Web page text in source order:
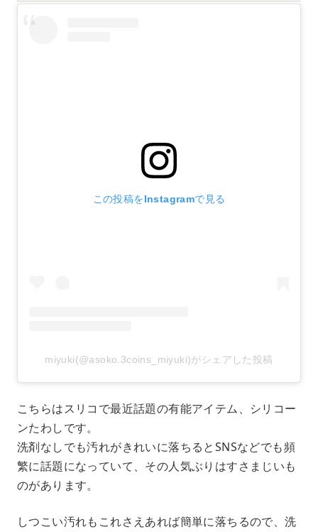
この投稿をInstagramで見る
miyuki(@asoko.3coins_miyuki)がシェアした投稿
こちらはスリコで最近話題の有能アイテム、シリコー
ンたわしです。
洗剤なしでも汚れがきれいに落ちるとSNSなどでも頻
繁に話題になっていて、その人気ぶりはすさまじいも
のがあります。
しつこい汚れもこれさえあれば簡単に落ちるので、洗